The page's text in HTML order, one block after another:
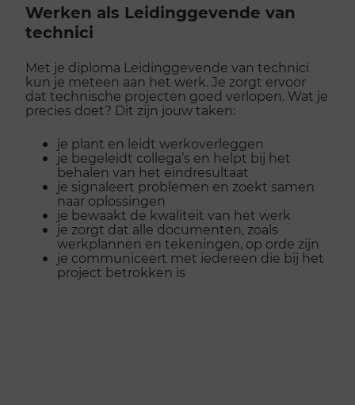
Werken als Leidinggevende van
technici
Met je diploma Leidinggevende van technici
kun je meteen aan het werk. Je zorgt ervoor
dat technische projecten goed verlopen. Wat je
precies doet? Dit zijn jouw taken:
je plant en leidt werkoverleggen
je begeleidt collega’s en helpt bij het
behalen van het eindresultaat
je signaleert problemen en zoekt samen
naar oplossingen
je bewaakt de kwaliteit van het werk
je zorgt dat alle documenten, zoals
werkplannen en tekeningen, op orde zijn
je communiceert met iedereen die bij het
project betrokken is